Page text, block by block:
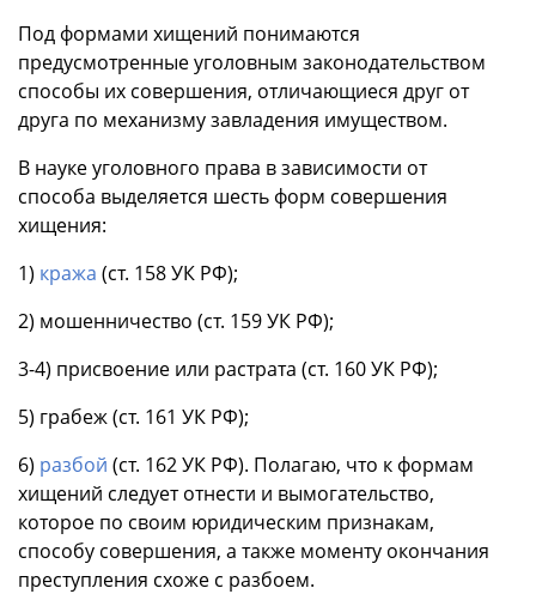
Под формами хищений понимаются
предусмотренные уголовным законодательством
способы их совершения, отличающиеся друг от
друга по механизму завладения имуществом.
В науке уголовного права в зависимости от
способа выделяется шесть форм совершения
хищения:
1) кража (ст. 158 УК РФ);
2) мошенничество (ст. 159 УК РФ);
3-4) присвоение или растрата (ст. 160 УК РФ);
5) грабеж (ст. 161 УК РФ);
6) разбой (ст. 162 УК РФ). Полагаю, что к формам
хищений следует отнести и вымогательство,
которое по своим юридическим признакам,
способу совершения, а также моменту окончания
преступления схоже с разбоем.